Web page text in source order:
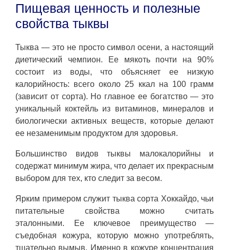
Пищевая ценность и полезные
свойства тыквы
Тыква — это не просто символ осени, а настоящий
диетический чемпион. Ее мякоть почти на 90%
состоит из воды, что объясняет ее низкую
калорийность: всего около 25 ккал на 100 грамм
(зависит от сорта). Но главное ее богатство — это
уникальный коктейль из витаминов, минералов и
биологически активных веществ, которые делают
ее незаменимым продуктом для здоровья.
Большинство видов тыквы малокалорийны и
содержат минимум жира, что делает их прекрасным
выбором для тех, кто следит за весом.
Ярким примером служит тыква сорта Хоккайдо, чьи
питательные свойства можно считать
эталонными. Ее ключевое преимущество —
съедобная кожура, которую можно употреблять,
тщательно вымыв. Именно в кожуре концентрация